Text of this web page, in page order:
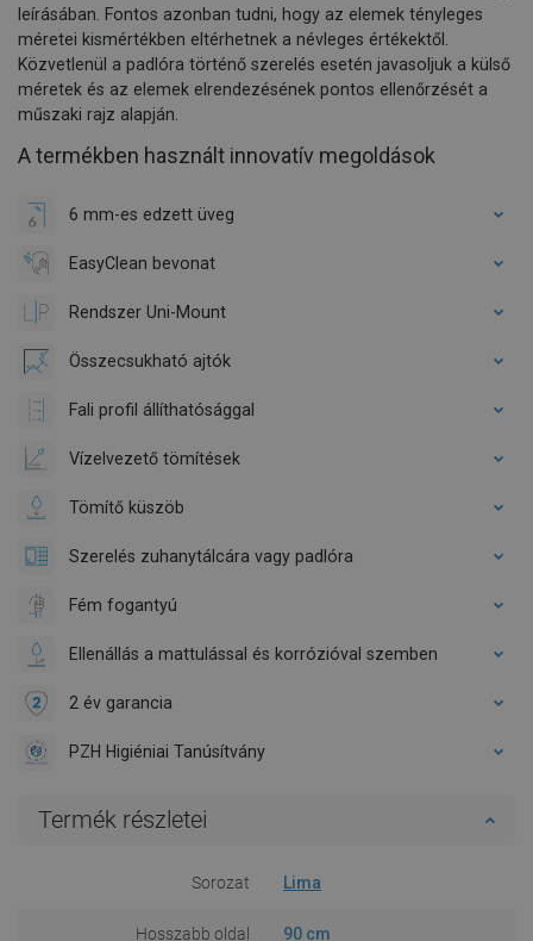
leírásában. Fontos azonban tudni, hogy az elemek tényleges
méretei kismértékben eltérhetnek a névleges értékektől.
Közvetlenül a padlóra történő szerelés esetén javasoljuk a külső
méretek és az elemek elrendezésének pontos ellenőrzését a
műszaki rajz alapján.
A termékben használt innovatív megoldások
6 mm-es edzett üveg
EasyClean bevonat
Rendszer Uni-Mount
Összecsukható ajtók
Fali profil állíthatósággal
Vízelvezető tömítések
Tömítő küszöb
Szerelés zuhanytálcára vagy padlóra
Fém fogantyú
Ellenállás a mattulással és korrózióval szemben
2 év garancia
PZH Higiéniai Tanúsítvány
Termék részletei
Sorozat Lima
Hosszabb oldal 90 cm